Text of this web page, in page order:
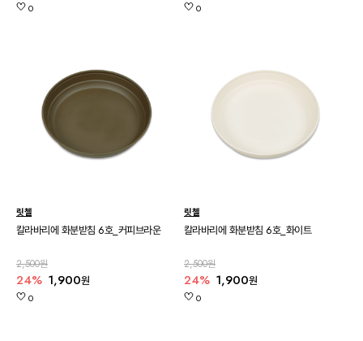
0 0
릿첼
칼라바리에 화분받침 6호_커피브라운
2,500원
24% 1,900원
0
릿첼
칼라바리에 화분받침 6호_화이트
2,500원
24% 1,900원
0